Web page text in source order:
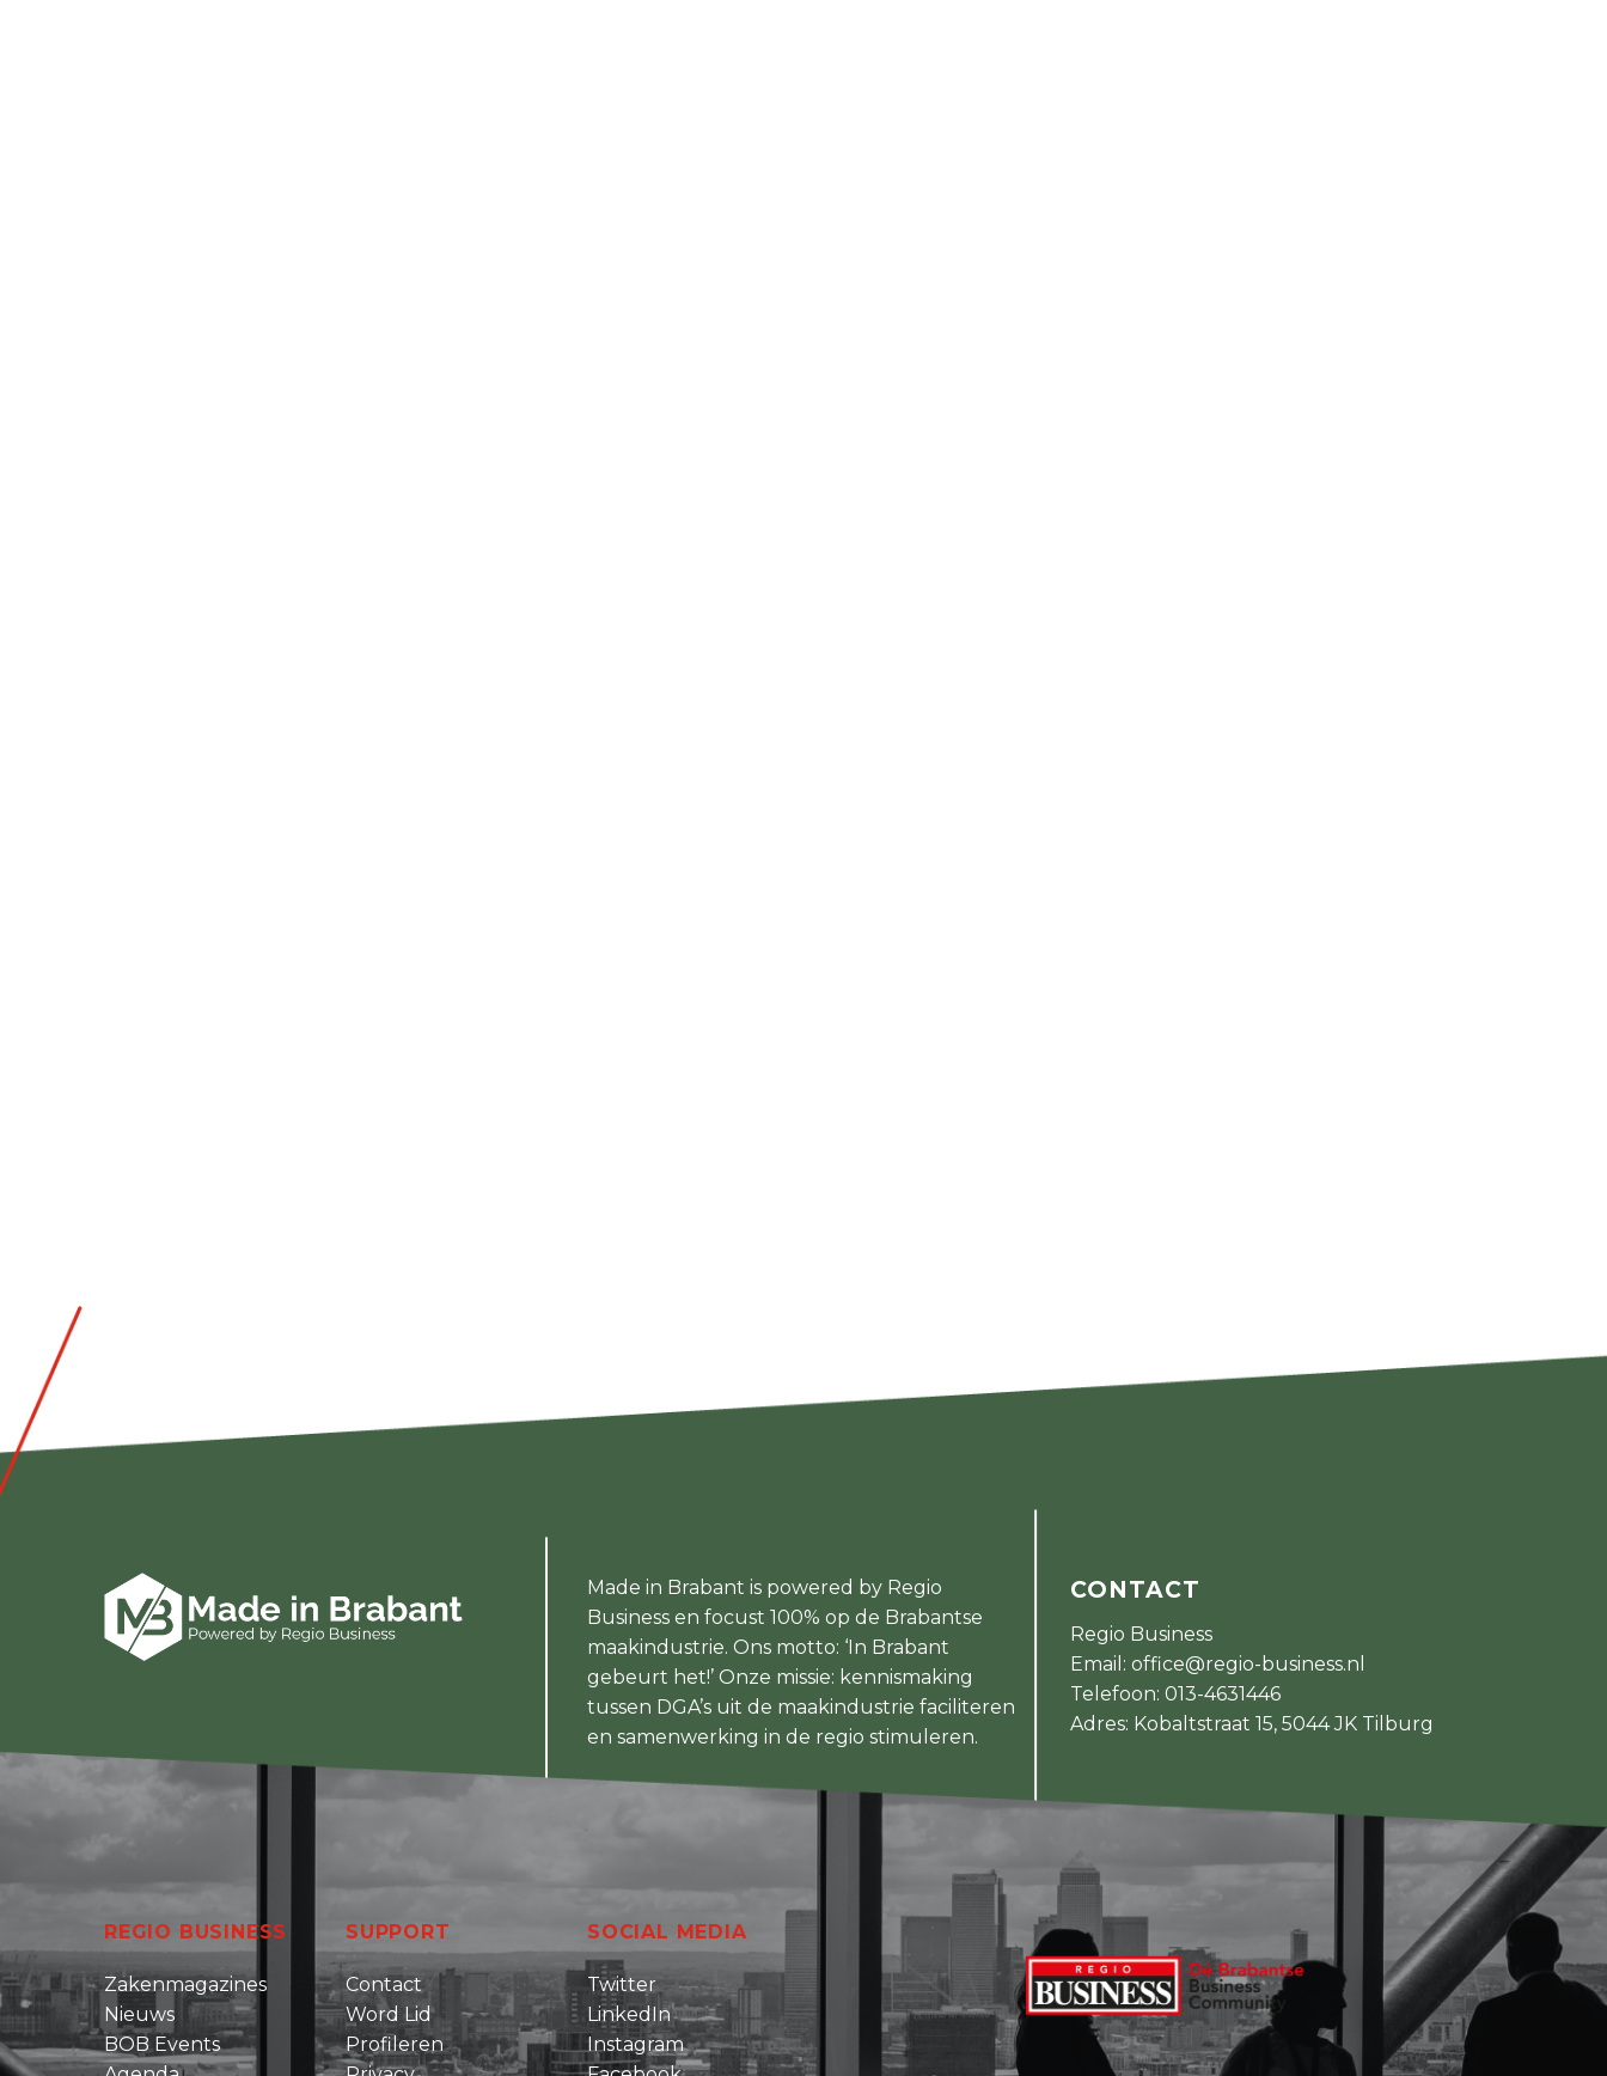
Made in Brabant is powered by Regio
Business en focust 100% op de Brabantse
maakindustrie. Ons motto: ‘In Brabant
gebeurt het!’ Onze missie: kennismaking
tussen DGA’s uit de maakindustrie faciliteren
en samenwerking in de regio stimuleren.
CONTACT
Regio Business
Email: office@regio-business.nl
Telefoon: 013-4631446
Adres: Kobaltstraat 15, 5044 JK Tilburg
REGIO BUSINESS
Zakenmagazines
Nieuws
BOB Events
SUPPORT
Contact
Word Lid
Profileren
SOCIAL MEDIA
Twitter
LinkedIn
Instagram